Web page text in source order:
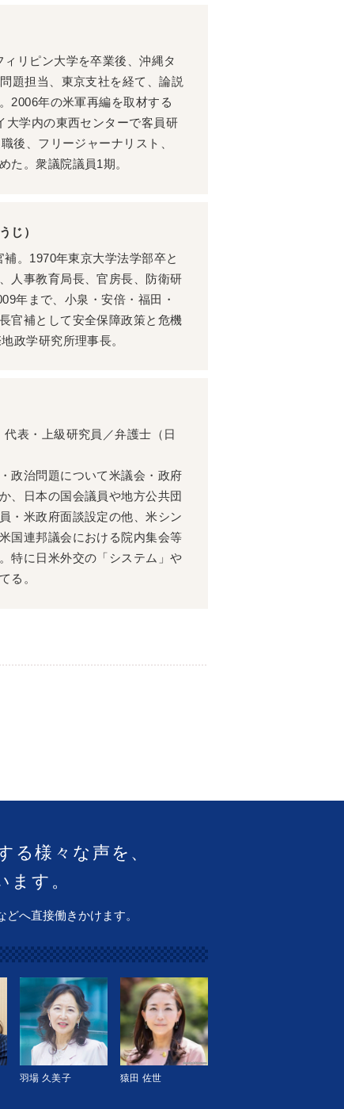
リピン大学を卒業後、沖縄タ
題担当、東京支社を経て、論説
2006年の米軍再編を取材する
大学内の東西センターで客員研
後、フリージャーナリスト、
た。衆議院議員1期。
じ）
。1970年東京大学法学部卒と
人事教育局長、官房長、防衛研
年まで、小泉・安倍・福田・
官補として安全保障政策と危機
政学研究所理事長。
表・上級研究員／弁護士（日
政治問題について米議会・政府
、日本の国会議員や地方公共団
・米政府面談設定の他、米シン
国連邦議会における院内集会等
特に日米外交の「システム」や
る。
る様々な声を、
す。
へ直接働きかけます。
羽場 久美子 猿田 佐世